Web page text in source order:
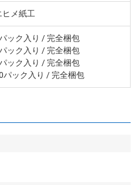
ヒメ紙工
ック入り / 完全梱包
ック入り / 完全梱包
ック入り / 完全梱包
パック入り / 完全梱包